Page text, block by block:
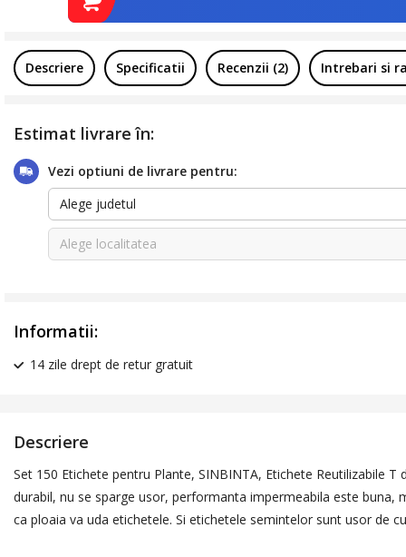
Estimat livrare în:
Vezi optiuni de livrare pentru:
Alege judetul
Alege localitatea
Informatii:
14 zile drept de retur gratuit
Descriere Specificatii Recenzii (2) Intrebari si
Descriere
Set 150 Etichete pentru Plante, SINBINTA, Etichete Reutilizabile
durabil, nu se sparge usor, performanta impermeabila este
ca ploaia va uda etichetele. Si etichetele semintelor sunt usor de